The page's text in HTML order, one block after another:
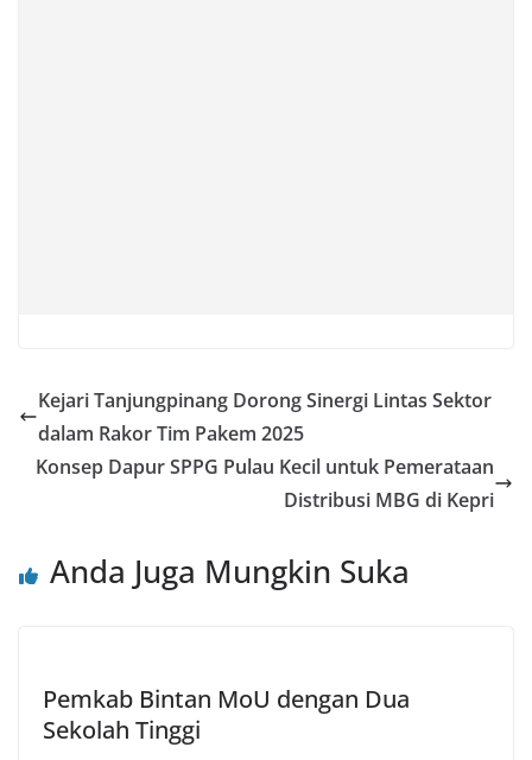
Kejari Tanjungpinang Dorong Sinergi Lintas Sektor
dalam Rakor Tim Pakem 2025
Konsep Dapur SPPG Pulau Kecil untuk Pemerataan
Distribusi MBG di Kepri
Anda Juga Mungkin Suka
Pemkab Bintan MoU dengan Dua
Sekolah Tinggi